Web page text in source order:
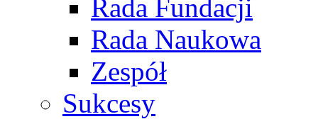
Rada Fundacji
Rada Naukowa
Zespół
Sukcesy